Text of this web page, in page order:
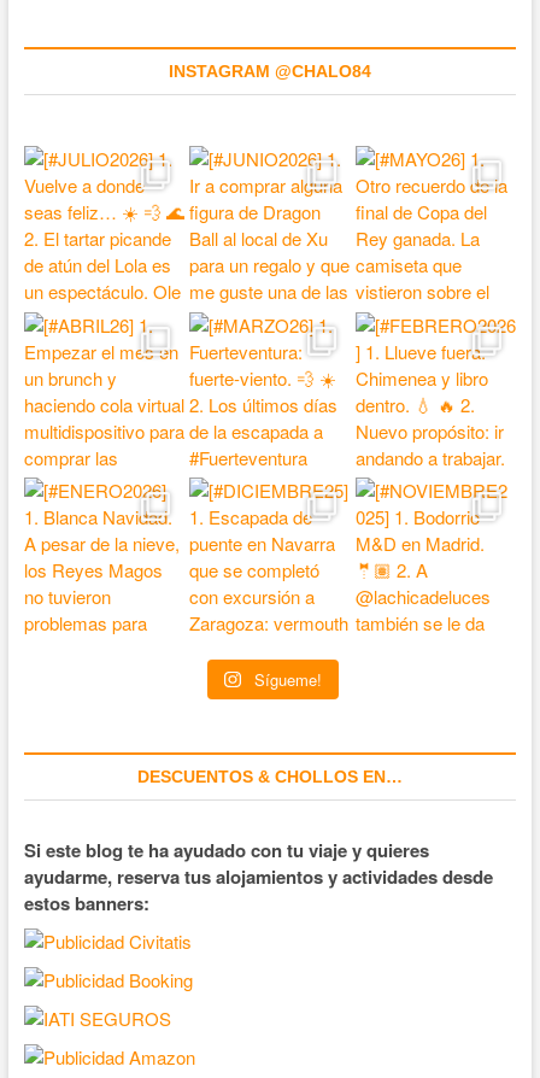
INSTAGRAM @CHALO84
Sígueme!
DESCUENTOS & CHOLLOS EN…
Si este blog te ha ayudado con tu viaje y quieres
ayudarme, reserva tus alojamientos y actividades desde
estos banners: